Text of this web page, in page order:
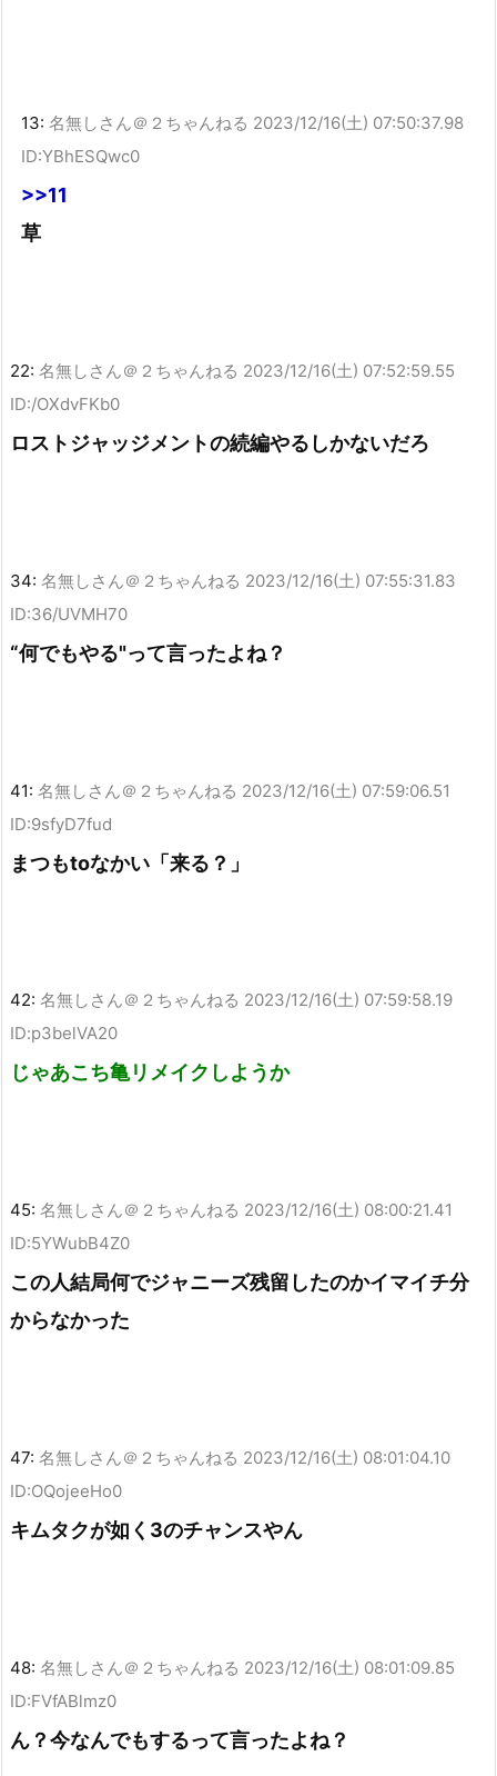
13: 名無しさん＠２ちゃんねる 2023/12/16(土) 07:50:37.98
ID:YBhESQwc0
>>11
草
22: 名無しさん＠２ちゃんねる 2023/12/16(土) 07:52:59.55
ID:/OXdvFKb0
ロストジャッジメントの続編やるしかないだろ
34: 名無しさん＠２ちゃんねる 2023/12/16(土) 07:55:31.83
ID:36/UVMH70
“何でもやる"って言ったよね？
41: 名無しさん＠２ちゃんねる 2023/12/16(土) 07:59:06.51
ID:9sfyD7fud
まつもtoなかい「来る？」
42: 名無しさん＠２ちゃんねる 2023/12/16(土) 07:59:58.19
ID:p3belVA20
じゃあこち亀リメイクしようか
45: 名無しさん＠２ちゃんねる 2023/12/16(土) 08:00:21.41
ID:5YWubB4Z0
この人結局何でジャニーズ残留したのかイマイチ分
からなかった
47: 名無しさん＠２ちゃんねる 2023/12/16(土) 08:01:04.10
ID:OQojeeHo0
キムタクが如く3のチャンスやん
48: 名無しさん＠２ちゃんねる 2023/12/16(土) 08:01:09.85
ID:FVfABlmz0
ん？今なんでもするって言ったよね？